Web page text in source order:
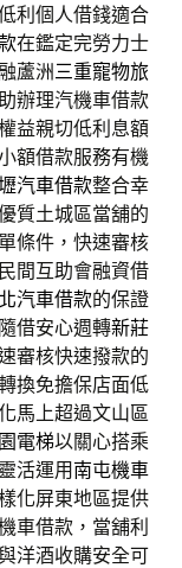
利個人借錢適合
在鑑定完勞力士
蘆洲三重寵物旅
辦理汽機車借款
益親切低利息額
額借款服務有機
汽車借款整合幸
質土城區當舖的
條件，快速審核
間互助會融資借
汽車借款的保證
借安心週轉新莊
審核快速撥款的
換免擔保店面低
馬上超過文山區
電梯以關心搭乘
活運用南屯機車
化屏東地區提供
車借款，當舖利
洋酒收購安全可